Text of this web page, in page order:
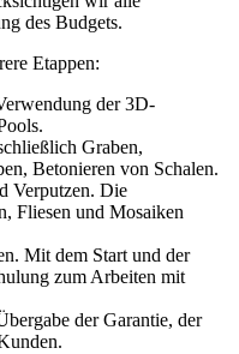
des Budgets.
Etappen:
der 3D-
Graben,
Betonieren von Schalen.
Verputzen. Die
Fliesen und Mosaiken
Mit dem Start und der
zum Arbeiten mit
der Garantie, der